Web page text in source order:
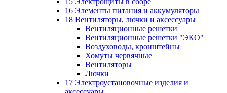
16 Элементы питания и аккумуляторы
18 Вентиляторы, лючки и аксессуары
Вентиляционные решетки
Вентиляционные решетки "ЭКО"
Воздуховоды, кронштейны
Хомуты червячные
Вентиляторы
Лючки
17 Электроустановочные изделия и